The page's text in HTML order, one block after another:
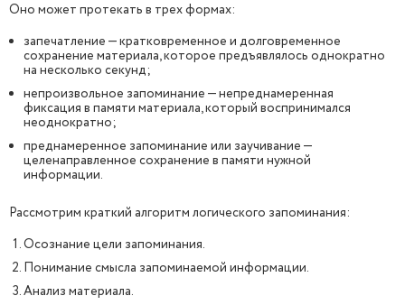
Оно может протекать в трех формах:
запечатление — кратковременное и долговременное
сохранение материала, которое предъявлялось однократно
на несколько секунд;
непроизвольное запоминание — непреднамеренная
фиксация в памяти материала, который воспринимался
неоднократно;
преднамеренное запоминание или заучивание —
целенаправленное сохранение в памяти нужной
информации.
Рассмотрим краткий алгоритм логического запоминания:
Осознание цели запоминания.
Понимание смысла запоминаемой информации.
Анализ материала.